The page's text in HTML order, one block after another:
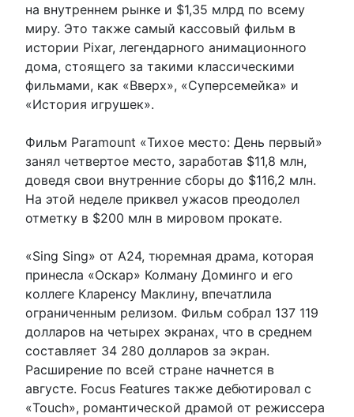
на внутреннем рынке и $1,35 млрд по всему
миру. Это также самый кассовый фильм в
истории Pixar, легендарного анимационного
дома, стоящего за такими классическими
фильмами, как «Вверх», «Суперсемейка» и
«История игрушек».
Фильм Paramount «Тихое место: День первый»
занял четвертое место, заработав $11,8 млн,
доведя свои внутренние сборы до $116,2 млн.
На этой неделе приквел ужасов преодолел
отметку в $200 млн в мировом прокате.
«Sing Sing» от A24, тюремная драма, которая
принесла «Оскар» Колману Доминго и его
коллеге Кларенсу Маклину, впечатлила
ограниченным релизом. Фильм собрал 137 119
долларов на четырех экранах, что в среднем
составляет 34 280 долларов за экран.
Расширение по всей стране начнется в
августе. Focus Features также дебютировал с
«Touch», романтической драмой от режиссера